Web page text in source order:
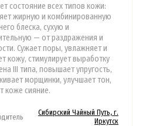
состояние всех типов кожи:
жирную и комбинированную
блеска, сухую и
— от раздражения и
Сужает поры, увлажняет и
кожу, стимулирует выработку
III типа, повышает упругость,
морщинки, улучшает тон,
коже сияние.
Сибирский Чайный Путь, г.
Иркутск